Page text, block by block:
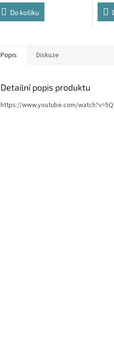
Do košíku
Popis Diskuze
Detailní popis produktu
https://www.youtube.com/